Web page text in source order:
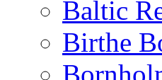
Baltic
Birthe